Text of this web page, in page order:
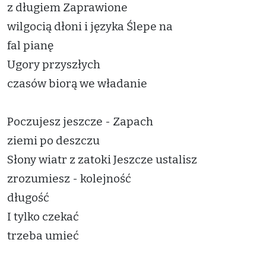
z długiem Zaprawione
wilgocią dłoni i języka Ślepe na
fal pianę
Ugory przyszłych
czasów biorą we władanie
Poczujesz jeszcze - Zapach
ziemi po deszczu
Słony wiatr z zatoki Jeszcze ustalisz
zrozumiesz - kolejność
długość
I tylko czekać
trzeba umieć